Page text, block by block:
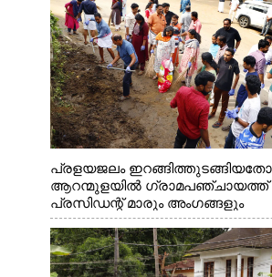
പ്രളയജലം
ആറന്മുളയിൽ ഗ്രാമപഞ്ചായത്ത്
പ്രസിഡന്റ് മാരും അംഗങ്ങളും
രാഷ്ട്രീയപ്രവത്തകരും
റോഡിൽ അടിഞ്ഞ് കൂടിയ
മറ്റ് മാലിന്യങ്ങളും നീക്കം